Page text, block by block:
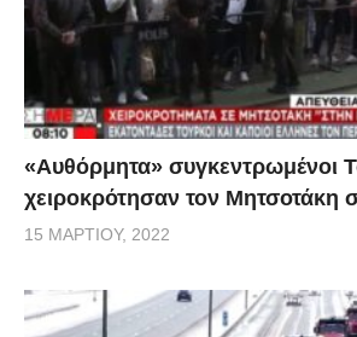
«Αυθόρμητα» συγκεντρωμένοι
χειροκρότησαν τον Μητσοτάκη
15 ΜΑΡΤΊΟΥ, 2022